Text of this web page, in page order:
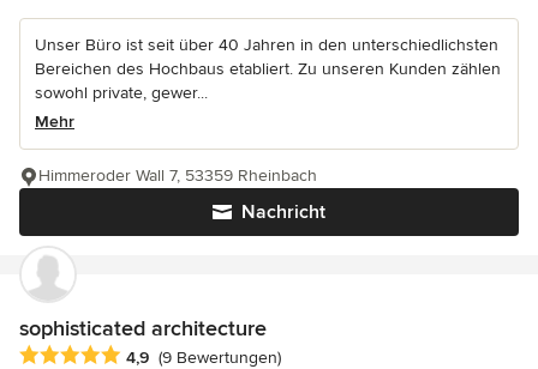
Unser Büro ist seit über 40 Jahren in den unterschiedlichsten
Bereichen des Hochbaus etabliert. Zu unseren Kunden zählen
sowohl private, gewer...
Mehr
Nachricht
Himmeroder Wall 7, 53359 Rheinbach
sophisticated architecture
Durchschnittliche Bewertung: 4.9 von 5 Sternen
4,9 (9 Bewertungen)